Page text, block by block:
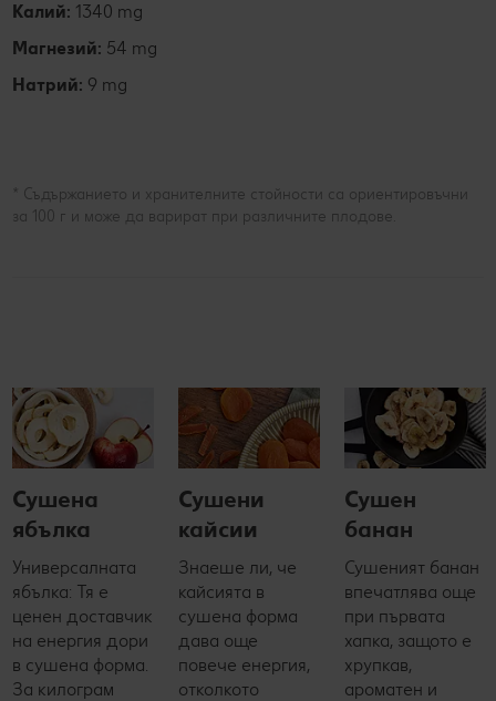
Калий: 1340 mg
Магнезий: 54 mg
Натрий: 9 mg
* Съдържанието и хранителните стойности са ориентировъчни
за 100 г и може да варират при различните плодове.
Сушена
ябълка
Универсалната
ябълка: Тя е
ценен доставчик
на енергия дори
в сушена форма.
За килограм
Сушени
кайсии
Знаеше ли, че
кайсията в
сушена форма
дава още
повече енергия,
отколкото
Сушен
банан
Сушеният банан
впечатлява още
при първата
хапка, защото е
хрупкав,
ароматен и